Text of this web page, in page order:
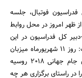
فوتبال، جلسه
امروز در محل روابط
کل فدراسیون در این
نشست خطاب به مسئولین برگزاری مسابقات گفت: روز 11 شهریورماه میزبان
تیم ملی فوتبال قطر در مرحله مقدماتی رقابتهای جام جهانی 2018 روسیه
راستای برگزاری هر چه